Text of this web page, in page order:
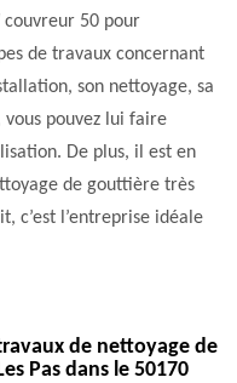
couvreur 50 pour
de travaux concernant
son nettoyage, sa
pouvez lui faire
De plus, il est en
de gouttière très
c’est l’entreprise idéale
de nettoyage de
Pas dans le 50170